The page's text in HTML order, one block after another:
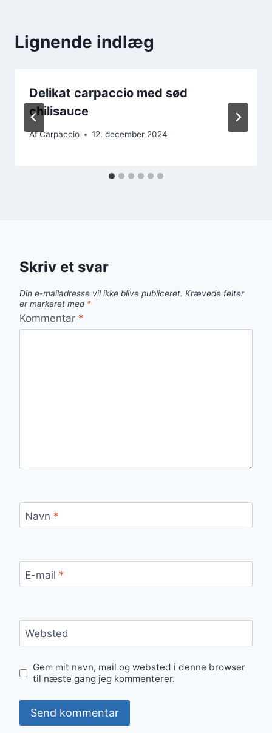
Lignende indlæg
Delikat carpaccio med sød
chilisauce
AfCarpaccio 12. december 2024
Skriv et svar
Din e-mailadresse vil ikke blive publiceret. Krævede felter
er markeret med *
Kommentar *
Navn *
E-mail *
Websted
Gem mit navn, mail og websted i denne browser
til næste gang jeg kommenterer.